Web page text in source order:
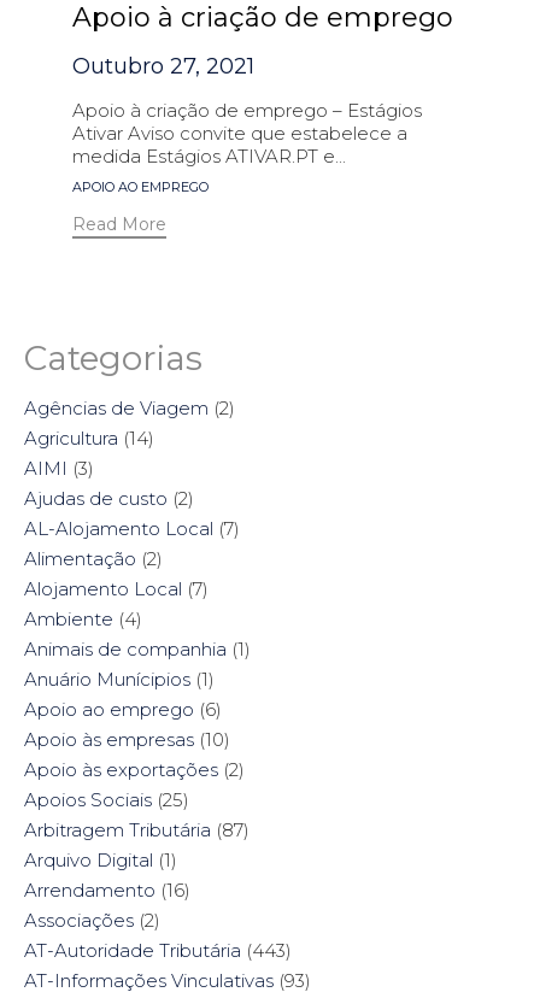
Apoio à criação de emprego
Outubro 27, 2021
Apoio à criação de emprego – Estágios
Ativar Aviso convite que estabelece a
medida Estágios ATIVAR.PT e...
Tags
APOIO AO EMPREGO
Read More
Categorias
Agências de Viagem (2)
Agricultura (14)
AIMI (3)
Ajudas de custo (2)
AL-Alojamento Local (7)
Alimentação (2)
Alojamento Local (7)
Ambiente (4)
Animais de companhia (1)
Anuário Munícipios (1)
Apoio ao emprego (6)
Apoio às empresas (10)
Apoio às exportações (2)
Apoios Sociais (25)
Arbitragem Tributária (87)
Arquivo Digital (1)
Arrendamento (16)
Associações (2)
AT-Autoridade Tributária (443)
AT-Informações Vinculativas (93)